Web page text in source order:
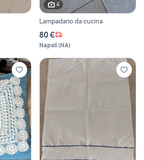
4
Lampadario da cucina
80 €
Napoli(NA)